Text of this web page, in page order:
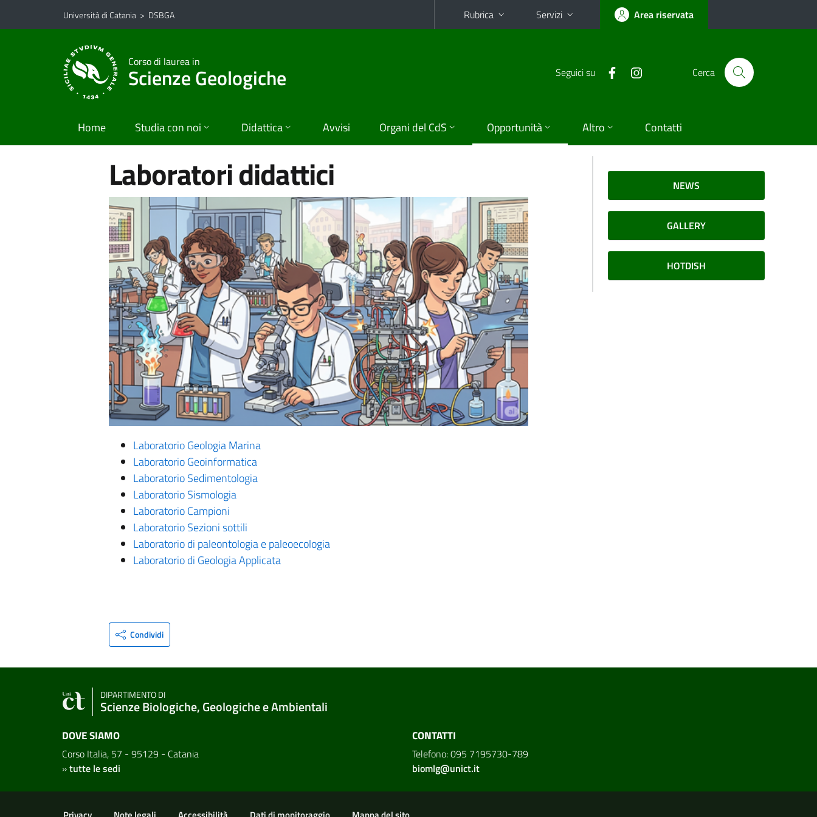
Vai al contenuto principale
Vai al menu di navigazione
Università di Catania > DSBGA Rubrica Servizi Area riservata
Corso di laurea in
Scienze Geologiche Seguici su Cerca
Home Studia con noi Didattica Avvisi Organi del CdS Opportunità Altro Contatti
Laboratori didattici
Laboratorio Geologia Marina
Laboratorio Geoinformatica
Laboratorio Sedimentologia
Laboratorio Sismologia
Laboratorio Campioni
Laboratorio Sezioni sottili
Laboratorio di paleontologia e paleoecologia
Laboratorio di Geologia Applicata
Condividi
NEWS
GALLERY
HOTDISH
DIPARTIMENTO DI
Scienze Biologiche, Geologiche e Ambientali
DOVE SIAMO
Corso Italia, 57 - 95129 - Catania
»tutte le sedi
CONTATTI
Telefono: 095 7195730-789
biomlg@unict.it